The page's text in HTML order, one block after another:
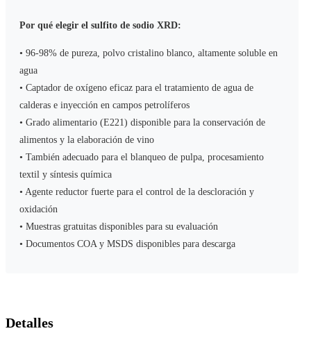
Por qué elegir el sulfito de sodio XRD:
• 96-98% de pureza, polvo cristalino blanco, altamente soluble en
agua
• Captador de oxígeno eficaz para el tratamiento de agua de
calderas e inyección en campos petrolíferos
• Grado alimentario (E221) disponible para la conservación de
alimentos y la elaboración de vino
• También adecuado para el blanqueo de pulpa, procesamiento
textil y síntesis química
• Agente reductor fuerte para el control de la descloración y
oxidación
• Muestras gratuitas disponibles para su evaluación
• Documentos COA y MSDS disponibles para descarga
Detalles